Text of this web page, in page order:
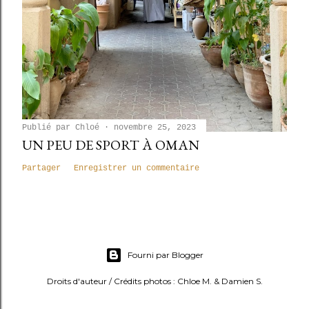
Publié par Chloé novembre 25, 2023
UN PEU DE SPORT À OMAN
Partager Enregistrer un commentaire
Fourni par Blogger
Droits d'auteur / Crédits photos : Chloe M. & Damien S.